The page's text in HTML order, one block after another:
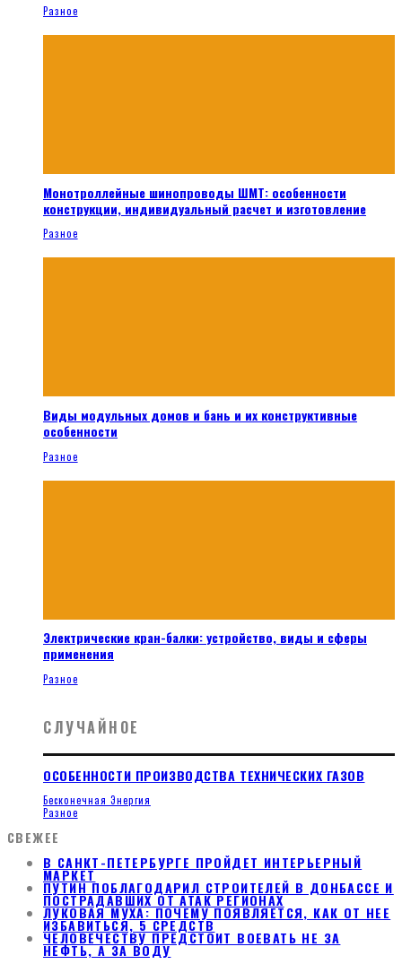
Разное
Монотроллейные шинопроводы ШМТ: особенности
конструкции, индивидуальный расчет и изготовление
Разное
Виды модульных домов и бань и их конструктивные
особенности
Разное
Электрические кран-балки: устройство, виды и сферы
применения
Разное
СЛУЧАЙНОЕ
ОСОБЕННОСТИ ПРОИЗВОДСТВА ТЕХНИЧЕСКИХ ГАЗОВ
Бесконечная Энергия
Разное
СВЕЖЕЕ
В САНКТ-ПЕТЕРБУРГЕ ПРОЙДЕТ ИНТЕРЬЕРНЫЙ
МАРКЕТ
ПУТИН ПОБЛАГОДАРИЛ СТРОИТЕЛЕЙ В ДОНБАССЕ И
ПОСТРАДАВШИХ ОТ АТАК РЕГИОНАХ
ЛУКОВАЯ МУХА: ПОЧЕМУ ПОЯВЛЯЕТСЯ, КАК ОТ НЕЕ
ИЗБАВИТЬСЯ, 5 СРЕДСТВ
ЧЕЛОВЕЧЕСТВУ ПРЕДСТОИТ ВОЕВАТЬ НЕ ЗА
НЕФТЬ, А ЗА ВОДУ